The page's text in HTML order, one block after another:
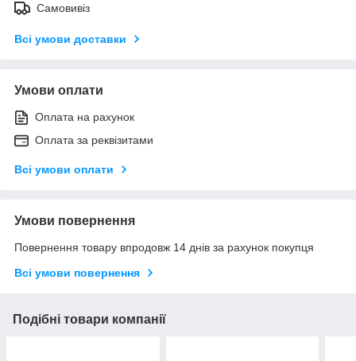
Самовивіз
Всі умови доставки
Умови оплати
Оплата на рахунок
Оплата за реквізитами
Всі умови оплати
Умови повернення
Повернення товару впродовж 14 днів за рахунок покупця
Всі умови повернення
Подібні товари компанії